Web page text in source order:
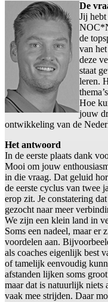
De
Jij hebt
de
van
deze
staat
leren.
Hoe
jouw
ontwikkeling van de
Het antwoord
In de eerste plaats dank
Mooi om jouw
in die vraag. Dat geluid
de eerste cyclus van twee
erop zit. Je constatering
gezocht naar meer
We zijn een klein land in
Soms een nadeel, maar er
voordelen aan.
als coaches eigenlijk best
of tamelijk eenvoudig
afstanden lijken soms
maar dat is natuurlijk niets
vaak mee strijden. Daar